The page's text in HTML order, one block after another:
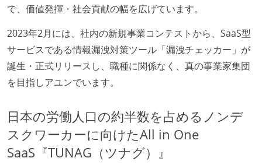
で、価値発揮・社会貢献の幅を広げています。
2023年2月には、社内の新規事業コンテストから、SaaS型
サービスである情報漏洩対策ツール「漏洩チェッカー」が
誕生・正式リリースし、職種に関係なく、真の事業家集団
を目指しアユンでいます。
日本の労働人口の約半数を占めるノンデ
スクワーカーに向けたAll in One
SaaS『TUNAG（ツナグ）』